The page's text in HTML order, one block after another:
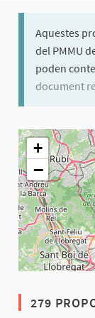
Aquestes
del PMMU
poden
document
El següent
+
−
279